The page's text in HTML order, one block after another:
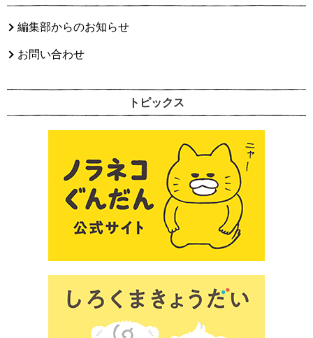
編集部からのお知らせ
お問い合わせ
トピックス